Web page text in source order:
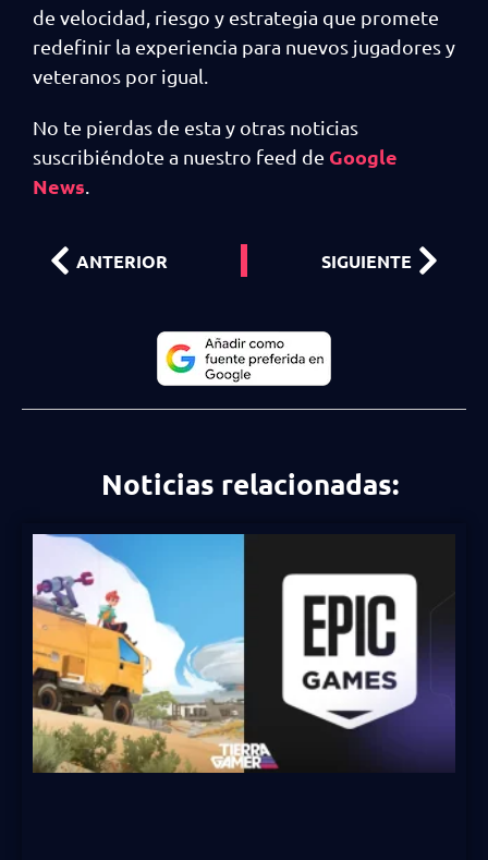
de velocidad, riesgo y estrategia que promete
redefinir la experiencia para nuevos jugadores y
veteranos por igual.
No te pierdas de esta y otras noticias
suscribiéndote a nuestro feed de Google
News
ANTERIOR SIGUIENTE
Noticias relacionadas: